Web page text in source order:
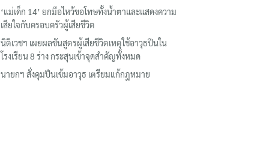
‘แม่เด็ก 14’ ยกมือไหว้ขอโทษทั้งน้ำตาและแสดงความ
เสียใจกับครอบครัวผู้เสียชีวิต
นิติเวชฯ เผยผลชันสูตรผู้เสียชีวิตเหตุใช้อาวุธปืนใน
โรงเรียน 8 ร่าง กระสุนเข้าจุดสำคัญทั้งหมด
นายกฯ สั่งคุมปืนเข้มอาวุธ เตรียมแก้กฎหมาย